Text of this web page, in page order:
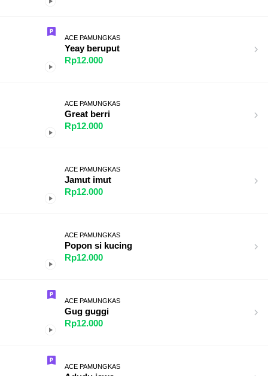
ACE PAMUNGKAS
Yeay beruput
Rp12.000
ACE PAMUNGKAS
Great berri
Rp12.000
ACE PAMUNGKAS
Jamut imut
Rp12.000
ACE PAMUNGKAS
Popon si kucing
Rp12.000
ACE PAMUNGKAS
Gug guggi
Rp12.000
ACE PAMUNGKAS